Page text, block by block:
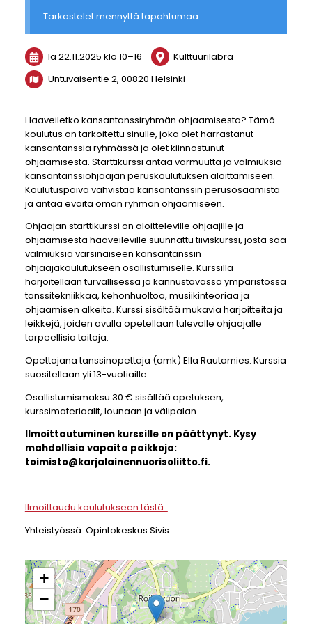
Tarkastelet mennyttä tapahtumaa.
la 22.11.2025 klo 10–16
Kulttuurilabra
Untuvaisentie 2, 00820 Helsinki
Haaveiletko kansantanssiryhmän ohjaamisesta? Tämä
koulutus on tarkoitettu sinulle, joka olet harrastanut
kansantanssia ryhmässä ja olet kiinnostunut
ohjaamisesta. Starttikurssi antaa varmuutta ja valmiuksia
kansantanssiohjaajan peruskoulutuksen aloittamiseen.
Koulutuspäivä vahvistaa kansantanssin perusosaamista
ja antaa eväitä oman ryhmän ohjaamiseen.
Ohjaajan starttikurssi on aloitteleville ohjaajille ja
ohjaamisesta haaveileville suunnattu tiiviskurssi, josta saa
valmiuksia varsinaiseen kansantanssin
ohjaajakoulutukseen osallistumiselle. Kurssilla
harjoitellaan turvallisessa ja kannustavassa ympäristössä
tanssitekniikkaa, kehonhuoltoa, musiikinteoriaa ja
ohjaamisen alkeita. Kurssi sisältää mukavia harjoitteita ja
leikkejä, joiden avulla opetellaan tulevalle ohjaajalle
tarpeellisia taitoja.
Opettajana tanssinopettaja (amk) Ella Rautamies. Kurssia
suositellaan yli 13-vuotiaille.
Osallistumismaksu 30 € sisältää opetuksen,
kurssimateriaalit, lounaan ja välipalan.
Ilmoittautuminen kurssille on päättynyt. Kysy
mahdollisia vapaita paikkoja:
toimisto@karjalainennuorisoliitto.fi.
Ilmoittaudu koulutukseen tästä.
Yhteistyössä: Opintokeskus Sivis
+
−